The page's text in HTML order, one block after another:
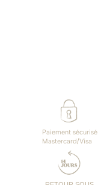
Paiement sécurisé
Mastercard/Visa